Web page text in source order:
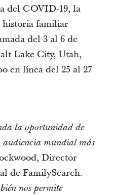
del COVID-19, la
historia familiar
del 3 al 6 de
Lake City, Utah,
en línea del 25 al 27
la oportunidad de
audiencia mundial más
Director
de FamilySearch.
nos permite